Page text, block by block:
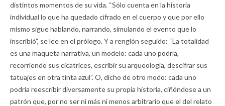
distintos momentos de su vida. “Sólo cuenta en la historia
individual lo que ha quedado cifrado en el cuerpo y que por ello
mismo sigue hablando, narrando, simulando el evento que lo
inscribió”, se lee en el prólogo. Y a renglón seguido: “La totalidad
es una maqueta narrativa, un modelo: cada uno podría,
recorriendo sus cicatrices, escribir su arqueología, descifrar sus
tatuajes en otra tinta azul”. O, dicho de otro modo: cada uno
podría reescribir diversamente su propia historia, ciñéndose a un
patrón que, por no ser ni más ni menos arbitrario que el del relato